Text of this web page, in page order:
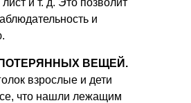
и
ВЕЩЕЙ.
взрослые и дети
что нашли лежащим